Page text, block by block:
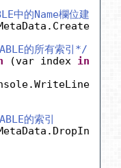
中的Name欄位建立成
的所有索引*/
(var index in
的索引